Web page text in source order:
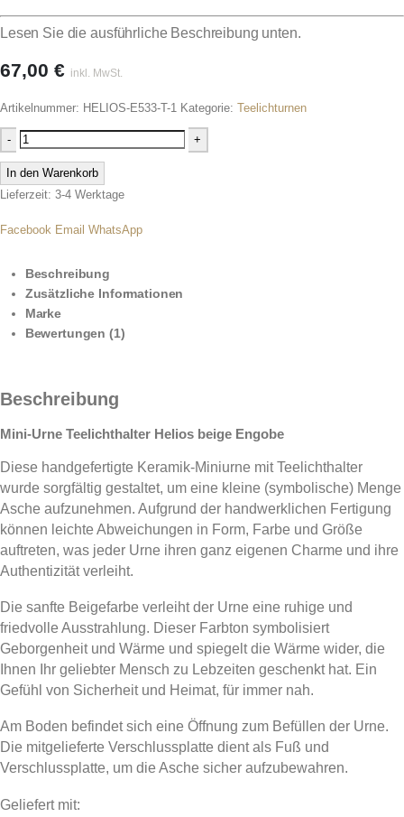
Lesen Sie die ausführliche Beschreibung unten.
67,00 € inkl. MwSt.
Artikelnummer: HELIOS-E533-T-1 Kategorie: Teelichturnen
- +
In den Warenkorb
Lieferzeit: 3-4 Werktage
Facebook Email WhatsApp
Beschreibung
Zusätzliche Informationen
Marke
Bewertungen (1)
Beschreibung
Mini-Urne Teelichthalter Helios beige Engobe
Diese handgefertigte Keramik-Miniurne mit Teelichthalter
wurde sorgfältig gestaltet, um eine kleine (symbolische) Menge
Asche aufzunehmen. Aufgrund der handwerklichen Fertigung
können leichte Abweichungen in Form, Farbe und Größe
auftreten, was jeder Urne ihren ganz eigenen Charme und ihre
Authentizität verleiht.
Die sanfte Beigefarbe verleiht der Urne eine ruhige und
friedvolle Ausstrahlung. Dieser Farbton symbolisiert
Geborgenheit und Wärme und spiegelt die Wärme wider, die
Ihnen Ihr geliebter Mensch zu Lebzeiten geschenkt hat. Ein
Gefühl von Sicherheit und Heimat, für immer nah.
Am Boden befindet sich eine Öffnung zum Befüllen der Urne.
Die mitgelieferte Verschlussplatte dient als Fuß und
Verschlussplatte, um die Asche sicher aufzubewahren.
Geliefert mit: